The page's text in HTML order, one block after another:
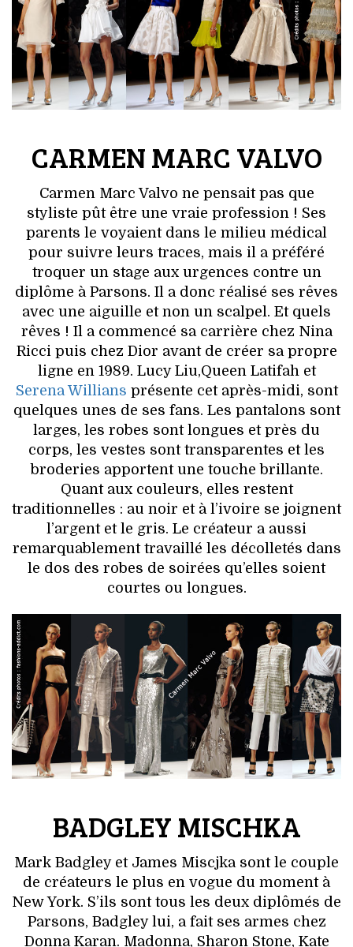
CARMEN MARC VALVO
Carmen Marc Valvo ne pensait pas que
styliste pût être une vraie profession ! Ses
parents le voyaient dans le milieu médical
pour suivre leurs traces, mais il a préféré
troquer un stage aux urgences contre un
diplôme à Parsons. Il a donc réalisé ses rêves
avec une aiguille et non un scalpel. Et quels
rêves ! Il a commencé sa carrière chez Nina
Ricci puis chez Dior avant de créer sa propre
ligne en 1989. Lucy Liu,Queen Latifah et
Serena Willians présente cet après-midi, sont
quelques unes de ses fans. Les pantalons sont
larges, les robes sont longues et près du
corps, les vestes sont transparentes et les
broderies apportent une touche brillante.
Quant aux couleurs, elles restent
traditionnelles : au noir et à l’ivoire se joignent
l’argent et le gris. Le créateur a aussi
remarquablement travaillé les décolletés dans
le dos des robes de soirées qu’elles soient
courtes ou longues.
BADGLEY MISCHKA
Mark Badgley et James Miscjka sont le couple
de créateurs le plus en vogue du moment à
New York. S’ils sont tous les deux diplômés de
Parsons, Badgley lui, a fait ses armes chez
Donna Karan. Madonna, Sharon Stone, Kate